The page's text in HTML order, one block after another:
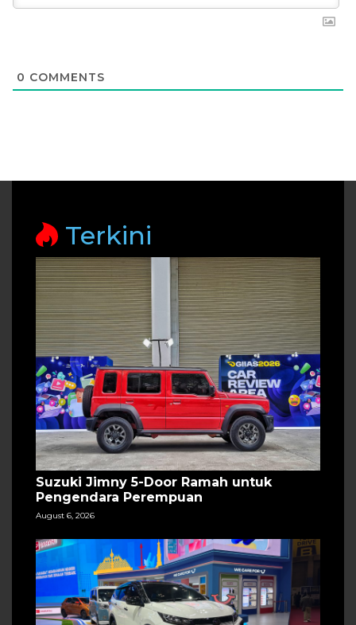
0 COMMENTS
Terkini
Suzuki Jimny 5-Door Ramah untuk
Pengendara Perempuan
August 6, 2026